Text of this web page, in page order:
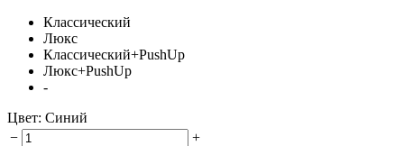
Классический
Люкс
Классический+PushUp
Люкс+PushUp
-
Цвет: Синий
−
+